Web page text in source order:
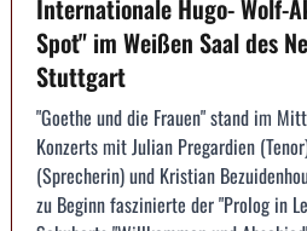
Internationale Hugo- Wolf-
Spot" im Weißen Saal des
Stuttgart
"Goethe und die Frauen" stand im
Konzerts mit Julian Pregardien
(Sprecherin) und Kristian
zu Beginn faszinierte der "Prolog in